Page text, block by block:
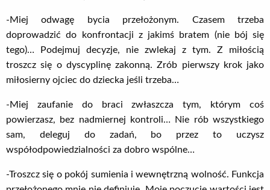
-Miej odwagę bycia przełożonym. Czasem trzeba
doprowadzić do konfrontacji z jakimś bratem (nie bój się
tego)… Podejmuj decyzje, nie zwlekaj z tym. Z miłością
troszcz się o dyscyplinę zakonną. Zrób pierwszy krok jako
miłosierny ojciec do dziecka jeśli trzeba…
-Miej zaufanie do braci zwłaszcza tym, którym coś
powierzasz, bez nadmiernej kontroli… Nie rób wszystkiego
sam, deleguj do zadań, bo przez to uczysz
współodpowiedzialności za dobro wspólne…
-Troszcz się o pokój sumienia i wewnętrzną wolność. Funkcja